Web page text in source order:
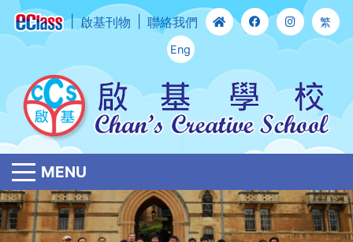
啟基刊物 聯絡我們 繁
Eng
MENU